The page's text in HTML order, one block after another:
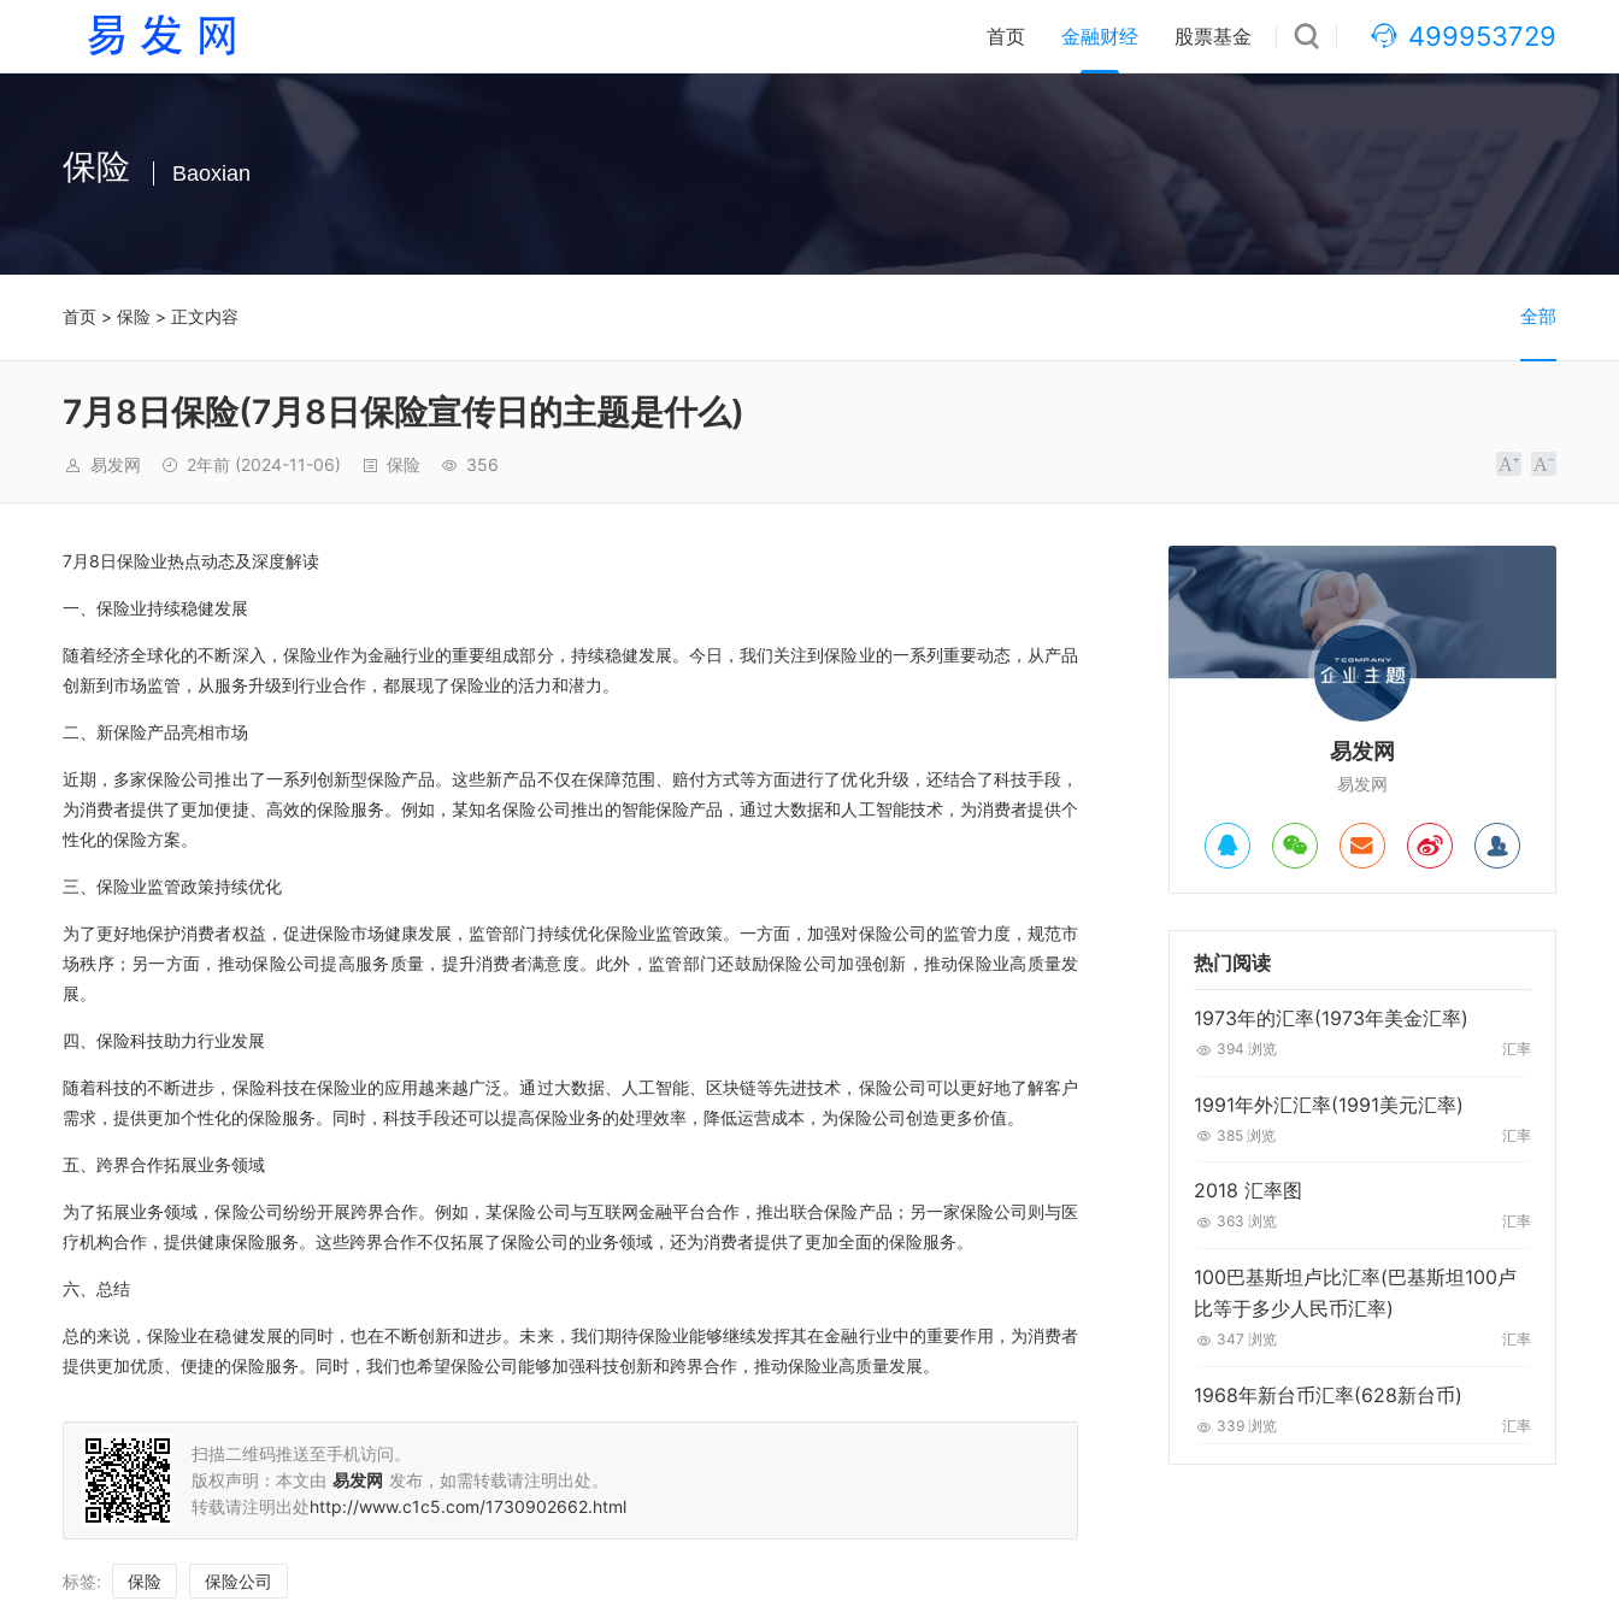
499953729
首页 金融财经 股票基金
保险 Baoxian
首页 > 保险 > 正文内容 全部
7月8日保险(7月8日保险宣传日的主题是什么)
易发网 2年前 (2024-11-06) 保险 356
7月8日保险业热点动态及深度解读
一、保险业持续稳健发展
随着经济全球化的不断深入，保险业作为金融行业的重要组成部分，持续稳健发展。今日，我们关注到保险业的一系列重要动态，从产品
创新到市场监管，从服务升级到行业合作，都展现了保险业的活力和潜力。
二、新保险产品亮相市场
近期，多家保险公司推出了一系列创新型保险产品。这些新产品不仅在保障范围、赔付方式等方面进行了优化升级，还结合了科技手段，
为消费者提供了更加便捷、高效的保险服务。例如，某知名保险公司推出的智能保险产品，通过大数据和人工智能技术，为消费者提供个
性化的保险方案。
三、保险业监管政策持续优化
为了更好地保护消费者权益，促进保险市场健康发展，监管部门持续优化保险业监管政策。一方面，加强对保险公司的监管力度，规范市
场秩序；另一方面，推动保险公司提高服务质量，提升消费者满意度。此外，监管部门还鼓励保险公司加强创新，推动保险业高质量发
展。
四、保险科技助力行业发展
随着科技的不断进步，保险科技在保险业的应用越来越广泛。通过大数据、人工智能、区块链等先进技术，保险公司可以更好地了解客户
需求，提供更加个性化的保险服务。同时，科技手段还可以提高保险业务的处理效率，降低运营成本，为保险公司创造更多价值。
五、跨界合作拓展业务领域
为了拓展业务领域，保险公司纷纷开展跨界合作。例如，某保险公司与互联网金融平台合作，推出联合保险产品；另一家保险公司则与医
疗机构合作，提供健康保险服务。这些跨界合作不仅拓展了保险公司的业务领域，还为消费者提供了更加全面的保险服务。
六、总结
总的来说，保险业在稳健发展的同时，也在不断创新和进步。未来，我们期待保险业能够继续发挥其在金融行业中的重要作用，为消费者
提供更加优质、便捷的保险服务。同时，我们也希望保险公司能够加强科技创新和跨界合作，推动保险业高质量发展。
扫描二维码推送至手机访问。
版权声明：本文由 易发网 发布，如需转载请注明出处。
转载请注明出处http://www.c1c5.com/1730902662.html
标签: 保险 保险公司
易发网
易发网
热门阅读
1973年的汇率(1973年美金汇率)
394 浏览 汇率
1991年外汇汇率(1991美元汇率)
385 浏览 汇率
2018 汇率图
363 浏览 汇率
100巴基斯坦卢比汇率(巴基斯坦100卢
比等于多少人民币汇率)
347 浏览 汇率
1968年新台币汇率(628新台币)
339 浏览 汇率